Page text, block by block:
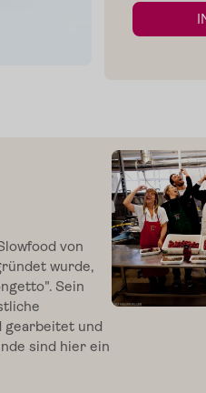
von
wurde,
". Sein
gearbeitet und
sind hier ein